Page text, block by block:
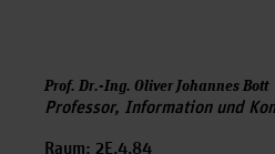
Prof. Dr.-Ing. Oliver Johannes Bott
Professor, Information und
Raum: 2E.4.84